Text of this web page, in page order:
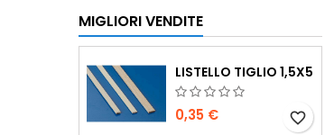
MIGLIORI VENDITE
LISTELLO TIGLIO 1,5X5
0,35 € favorite_border